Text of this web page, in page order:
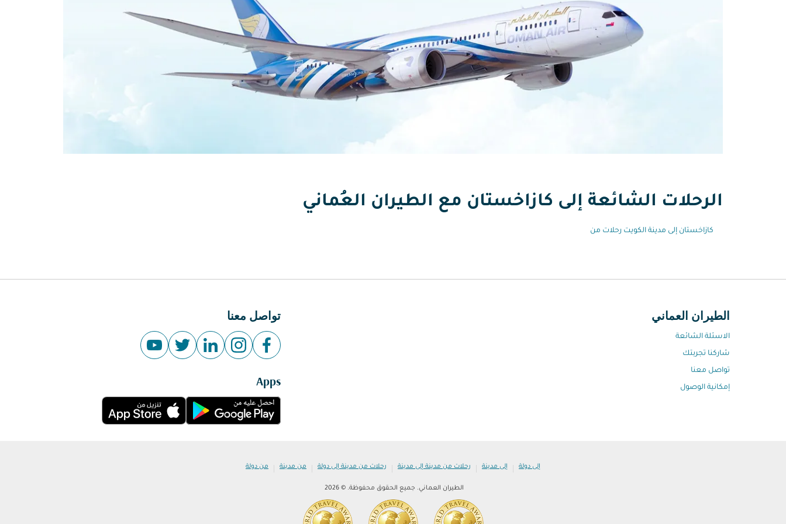
الرحلات الشائعة إلى كازاخستان مع الطيران العُماني
كازاخستان إلى مدينة الكويت رحلات من
الطيران العماني
الاسئلة الشائعة
شاركنا تجربتك
تواصل معنا
إمكانية الوصول
تواصل معنا
Apps
إلى دولة | إلى مدينة | رحلات من مدينة إلى مدينة | رحلات من مدينة إلى دولة | من مدينة | من دولة
الطيران العماني. جميع الحقوق محفوظة. © 2026